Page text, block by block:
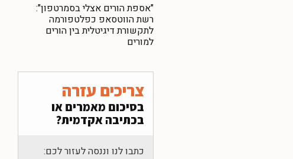
"אספת הורים אצלי בסמרטפון":
רשת הווטסאפ כפלטפורמה
לתקשורת דיגיטלית בין הורים
למורים
צריכים עזרה
בסיכום מאמרים או
בכתיבה אקדמית?
כתבו לנו וננסה לעזור לכם: